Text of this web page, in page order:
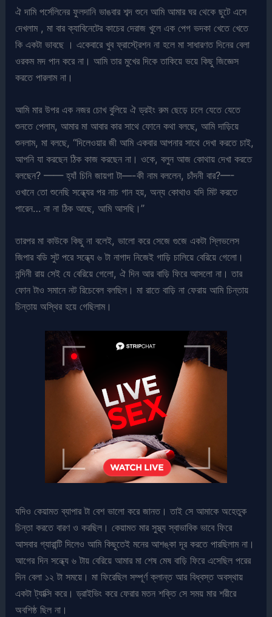
ঐ দামি পর্সেলিনের ফুলদানি ভাঙবার শব্দ শুনে আমি আমার ঘর থেকে ছুটে এসে
দেখলাম , মা বার ক্যাবিনেটের কাচের দেরাজ খুলে এক পেগ ভদকা খেতে খেতে
কি একটা ভাবছে । একেবারে খুব ফ্রাস্ট্রেশন না হলে মা সাধারণত দিনের বেলা
ওরকম মদ পান করে না। আমি তার মুখের দিকে তাকিয়ে ভয়ে কিছু জিজ্ঞেস
করতে পারলাম না।
আমি মার উপর এক নজর চোখ বুলিয়ে ঐ ড্রইং রুম ছেড়ে চলে যেতে যেতে
শুনতে পেলাম, আমার মা আবার কার সাথে ফোনে কথা বলছে, আমি দাড়িয়ে
শুনলাম, মা বলছে, “দিলেওয়ার জী আমি একবার আপনার সাথে দেখা করতে চাই,
আপনি যা করছেন ঠিক কাজ করছেন না। ওকে, বলুন আজ কোথায় দেখা করতে
বলছেন? —— হ্যাঁ চিনি জায়গা টা—-কী নাম বললেন, চাঁদনী বার?—-
ওখানে তো শুনেছি সন্ধ্যের পর নাচ গান হয়, অন্য কোথাও যদি মিট করতে
পারেন… না না ঠিক আছে, আমি আসছি।”
তারপর মা কাউকে কিছু না বলেই, ভালো করে সেজে গুজে একটা স্লিভলেস
জিপার বডি সুট পরে সন্ধ্যে ৬ টা নাগাদ নিজেই গাড়ি চালিয়ে বেরিয়ে গেলো।
নন্দিনী রায় সেই যে বেরিয়ে গেলো, ঐ দিন আর বাড়ি ফিরে আসলো না। তার
ফোন টাও সমানে নট রিচেবেল বলছিল। মা রাতে বাড়ি না ফেরায় আমি চিন্তায়
চিন্তায় অস্থির হয়ে গেছিলাম।
যদিও কেয়ামত ব্যাপার টা বেশ ভালো করে জানত। তাই সে আমাকে অহেতুক
চিন্তা করতে বারণ ও করছিল। কেয়ামত মার সুস্থ্য স্বাভাবিক ভাবে ফিরে
আসবার গ্যারান্টি দিলেও আমি কিছুতেই মনের আশঙ্কা দূর করতে পারছিলাম না।
আগের দিন সন্ধ্যে ৬ টায় বেরিয়ে আমার মা শেষ মেষ বাড়ি ফিরে এসেছিল পরের
দিন বেলা ১২ টা সময়ে। মা ফিরেছিল সম্পূর্ণ ক্লান্ত আর বিধ্বস্ত অবস্থায়
একটা ট্যাক্সি করে। ড্রাইভিং করে ফেরার মতন শক্তি সে সময় মার শরীরে
অবশিষ্ঠ ছিল না।